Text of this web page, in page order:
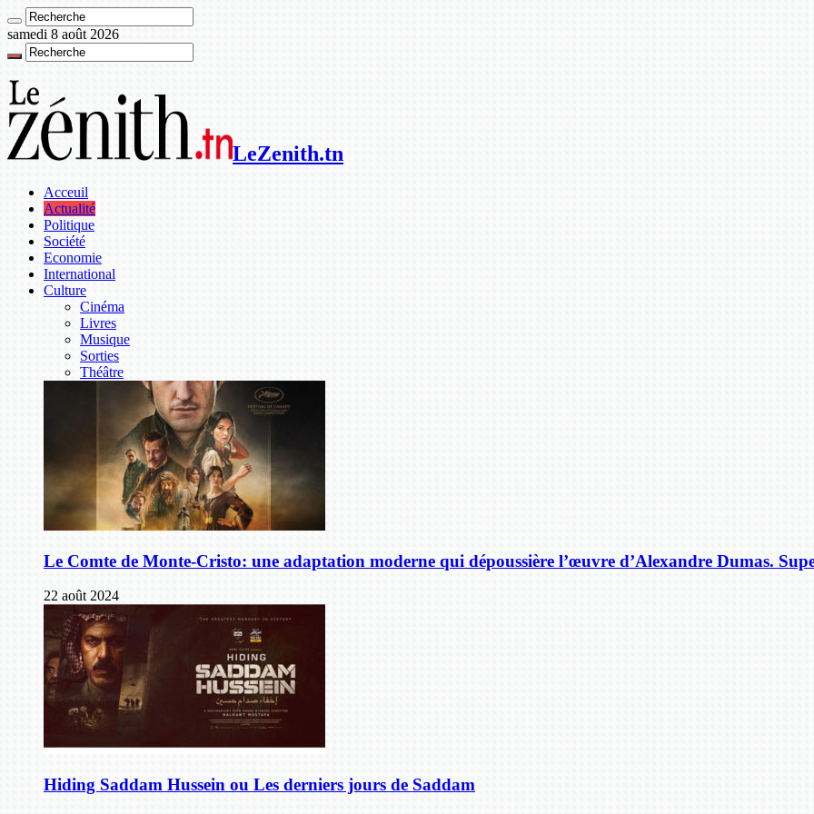
samedi 8 août 2026
LeZenith.tn
Acceuil
Actualité
Politique
Société
Economie
International
Culture
Cinéma
Livres
Musique
Sorties
Théâtre
Le Comte de Monte-Cristo: une adaptation moderne qui dépoussière l’œuvre d’Alexandre Dumas.
22 août 2024
Hiding Saddam Hussein ou Les derniers jours de Saddam